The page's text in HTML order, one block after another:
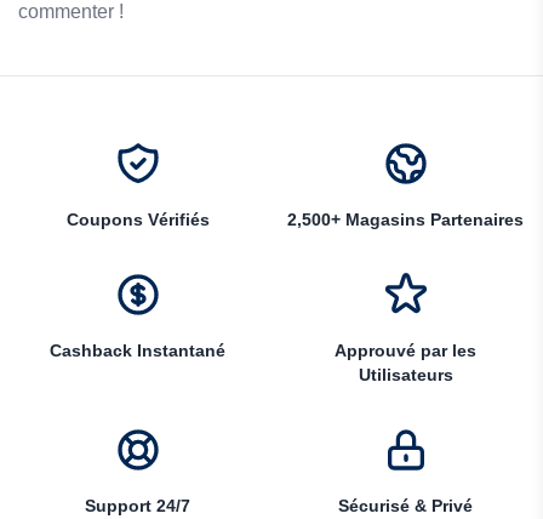
commenter !
Coupons Vérifiés 2,500+ Magasins Partenaires
Cashback Instantané
Approuvé par les
Utilisateurs
Support 24/7 Sécurisé & Privé